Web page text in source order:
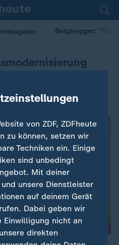
Berghegger:
von ZDF, ZDFheute
zu können, setzen wir
Techniken ein. Einige
sind unbedingt
Mit deiner
unsere Dienstleister
auf deinem Gerät
Dabei geben wir
Einwilligung nicht an
direkten